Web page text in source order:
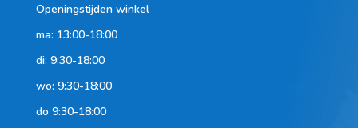
Openingstijden winkel
ma: 13:00-18:00
di: 9:30-18:00
wo: 9:30-18:00
do 9:30-18:00